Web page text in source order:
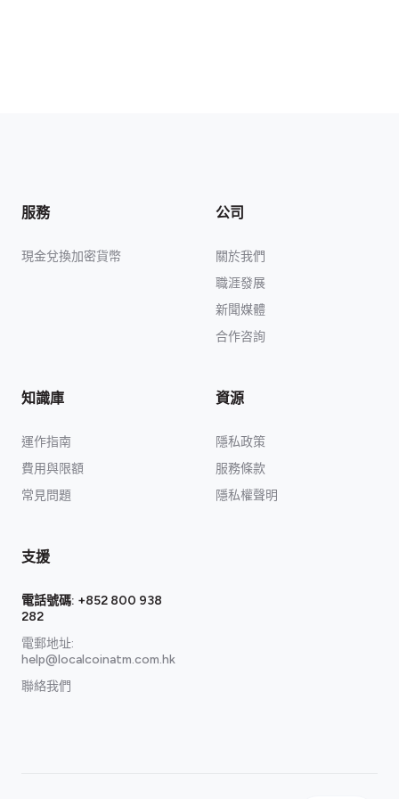
服務
現金兌換加密貨幣
公司
關於我們
職涯發展
新聞媒體
合作咨詢
知識庫
運作指南
費用與限額
常見問題
資源
隱私政策
服務條款
隱私權聲明
支援
電話號碼: +852 800 938
282
電郵地址:
help@localcoinatm.com.hk
聯絡我們